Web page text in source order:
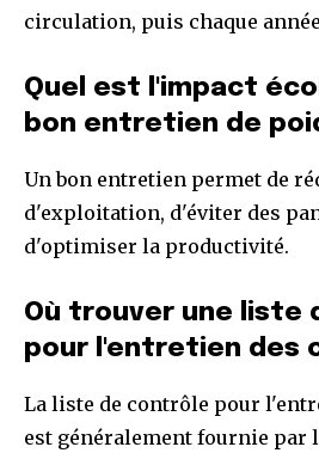
circulation, puis chaque
Quel est l'impact
bon entretien de
Un bon entretien permet de
d'exploitation, d'éviter des
d'optimiser la productivité.
Où trouver une liste
pour l'entretien des
La liste de contrôle pour
est généralement fournie par